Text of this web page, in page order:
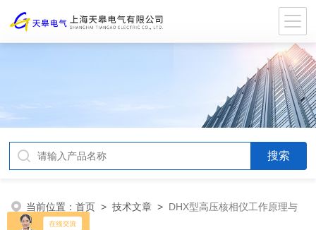
当前位置：首页 >技术文章 > DHX型高压核相仪工作原理与
测试示例